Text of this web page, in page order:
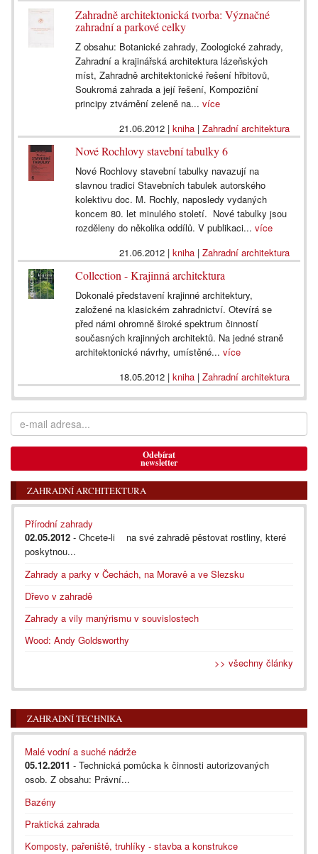
Zahradně architektonická tvorba: Význačné
zahradní a parkové celky
Z obsahu: Botanické zahrady, Zoologické zahrady,
Zahradní a krajinářská architektura lázeňských
míst, Zahradně architektonické řešení hřbitovů,
Soukromá zahrada a její řešení, Kompoziční
principy ztvárnění zeleně na...více
21.06.2012| kniha| Zahradní architektura
Nové Rochlovy stavební tabulky 6
Nové Rochlovy stavební tabulky navazují na
slavnou tradici Stavebních tabulek autorského
kolektivu doc. M. Rochly, naposledy vydaných
koncem 80. let minulého století. Nové tabulky jsou
rozděleny do několika oddílů. V publikaci...více
21.06.2012| kniha| Zahradní architektura
Collection - Krajinná architektura
Dokonalé představení krajinné architektury,
založené na klasickém zahradnictví. Otevírá se
před námi ohromně široké spektrum činností
současných krajinných architektů. Na jedné straně
architektonické návrhy, umístěné...více
18.05.2012| kniha| Zahradní architektura
Odebírat
newsletter
ZAHRADNÍ ARCHITEKTURA
Přírodní zahrady
02.05.2012 - Chcete-li na své zahradě pěstovat rostliny, které
poskytnou...
Zahrady a parky v Čechách, na Moravě a ve Slezsku
Dřevo v zahradě
Zahrady a vily manýrismu v souvislostech
Wood: Andy Goldsworthy
>> všechny články
ZAHRADNÍ TECHNIKA
Malé vodní a suché nádrže
05.12.2011 - Technická pomůcka k činnosti autorizovaných
osob. Z obsahu: Právní...
Bazény
Praktická zahrada
Komposty, pařeniště, truhlíky - stavba a konstrukce